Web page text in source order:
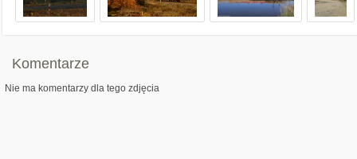
Komentarze
Nie ma komentarzy dla tego zdjęcia